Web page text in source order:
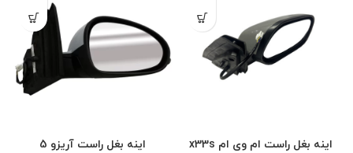
اینه بغل راست ام وی ام x33s
اینه بغل راست آریزو 5